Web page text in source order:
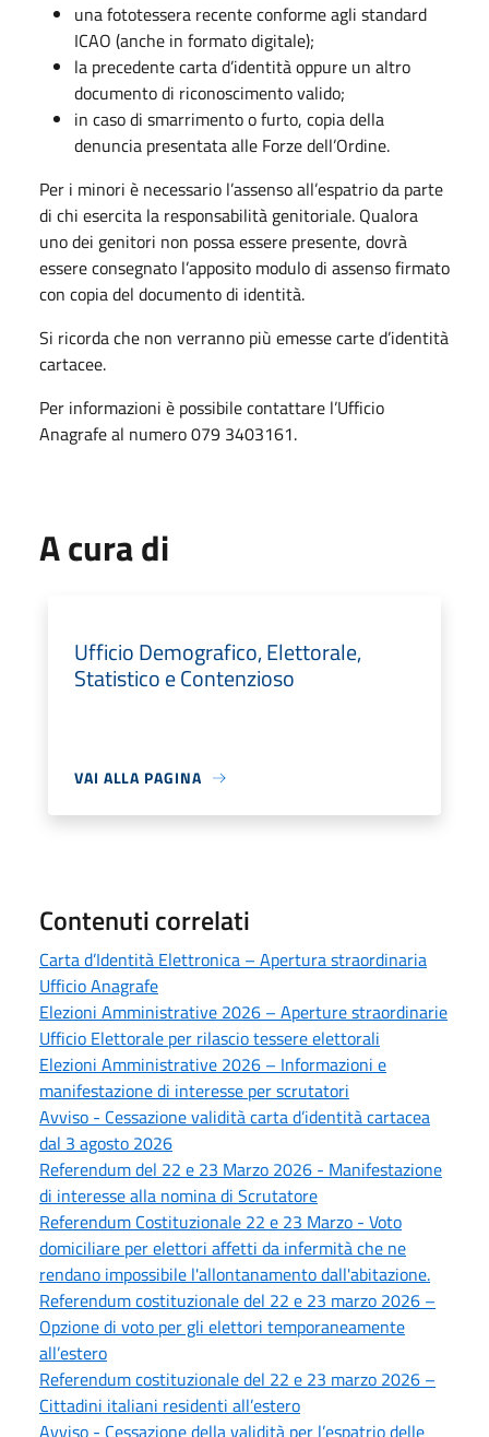
una fototessera recente conforme agli standard
ICAO (anche in formato digitale);
la precedente carta d’identità oppure un altro
documento di riconoscimento valido;
in caso di smarrimento o furto, copia della
denuncia presentata alle Forze dell’Ordine.
Per i minori è necessario l’assenso all’espatrio da parte
di chi esercita la responsabilità genitoriale. Qualora
uno dei genitori non possa essere presente, dovrà
essere consegnato l’apposito modulo di assenso firmato
con copia del documento di identità.
Si ricorda che non verranno più emesse carte d’identità
cartacee.
Per informazioni è possibile contattare l’Ufficio
Anagrafe al numero 079 3403161.
A cura di
Ufficio Demografico, Elettorale,
Statistico e Contenzioso
VAI ALLA PAGINA
Contenuti correlati
Carta d’Identità Elettronica – Apertura straordinaria
Ufficio Anagrafe
Elezioni Amministrative 2026 – Aperture straordinarie
Ufficio Elettorale per rilascio tessere elettorali
Elezioni Amministrative 2026 – Informazioni e
manifestazione di interesse per scrutatori
Avviso - Cessazione validità carta d’identità cartacea
dal 3 agosto 2026
Referendum del 22 e 23 Marzo 2026 - Manifestazione
di interesse alla nomina di Scrutatore
Referendum Costituzionale 22 e 23 Marzo - Voto
domiciliare per elettori affetti da infermità che ne
rendano impossibile l'allontanamento dall'abitazione.
Referendum costituzionale del 22 e 23 marzo 2026 –
Opzione di voto per gli elettori temporaneamente
all’estero
Referendum costituzionale del 22 e 23 marzo 2026 –
Cittadini italiani residenti all’estero
Avviso - Cessazione della validità per l’espatrio delle